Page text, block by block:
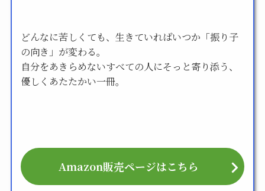
どんなに苦しくても、生きていればいつか「振り子
の向き」が変わる。
自分をあきらめないすべての人にそっと寄り添う、
優しくあたたかい一冊。
Amazon販売ページはこちら